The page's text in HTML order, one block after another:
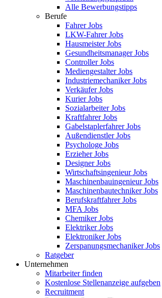
Alle Bewerbungstipps
Berufe
Fahrer Jobs
LKW-Fahrer Jobs
Hausmeister Jobs
Gesundheitsmanager Jobs
Controller Jobs
Mediengestalter Jobs
Industriemechaniker Jobs
Verkäufer Jobs
Kurier Jobs
Sozialarbeiter Jobs
Kraftfahrer Jobs
Gabelstaplerfahrer Jobs
Außendienstler Jobs
Psychologe Jobs
Erzieher Jobs
Designer Jobs
Wirtschaftsingenieur Jobs
Maschinenbauingenieur Jobs
Maschinenbautechniker Jobs
Berufskraftfahrer Jobs
MFA Jobs
Chemiker Jobs
Elektriker Jobs
Elektroniker Jobs
Zerspanungsmechaniker Jobs
Ratgeber
Unternehmen
Mitarbeiter finden
Kostenlose Stellenanzeige aufgeben
Recruitment